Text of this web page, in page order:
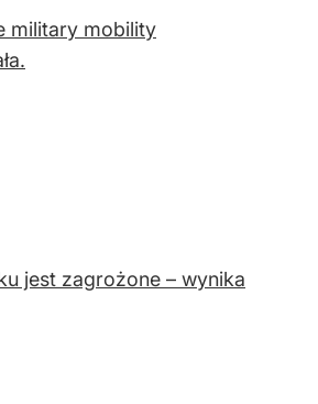
military mobility
jest zagrożone – wynika